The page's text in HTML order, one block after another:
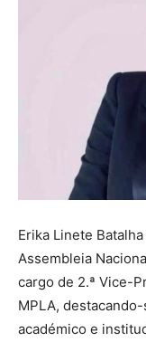
Erika Linete
Assembleia
cargo de 2.ª Vice-
MPLA,
académico e